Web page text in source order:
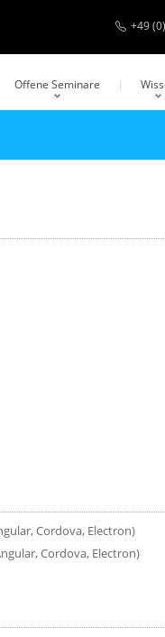
+49
Offene Seminare
Cordova, Electron)
Cordova, Electron)